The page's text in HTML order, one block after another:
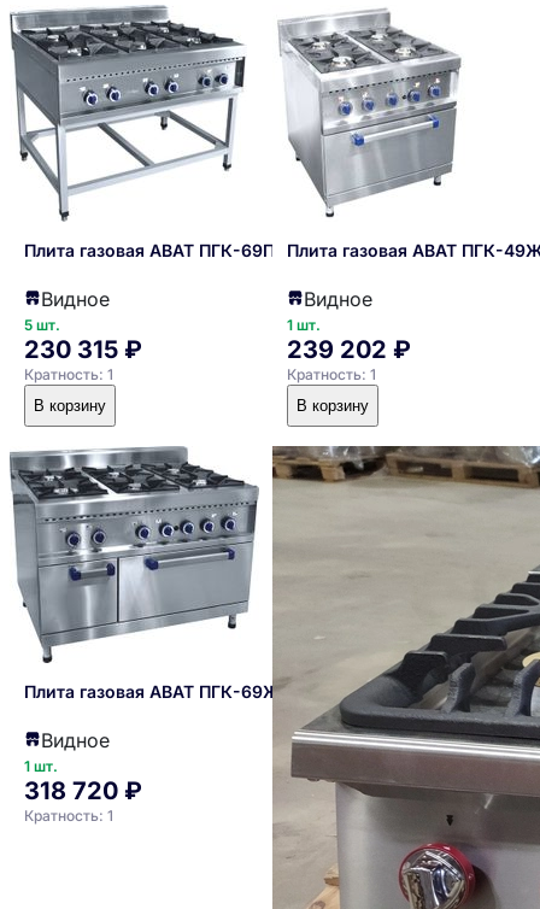
Плита газовая ABAT ПГК-69П
Видное
5 шт.
230 315 ₽
Кратность: 1
В корзину
Плита газовая ABAT ПГК-
Видное
1 шт.
239 202 ₽
Кратность: 1
В корзину
Плита газовая ABAT ПГК-69ЖШ
Видное
1 шт.
318 720 ₽
Кратность: 1